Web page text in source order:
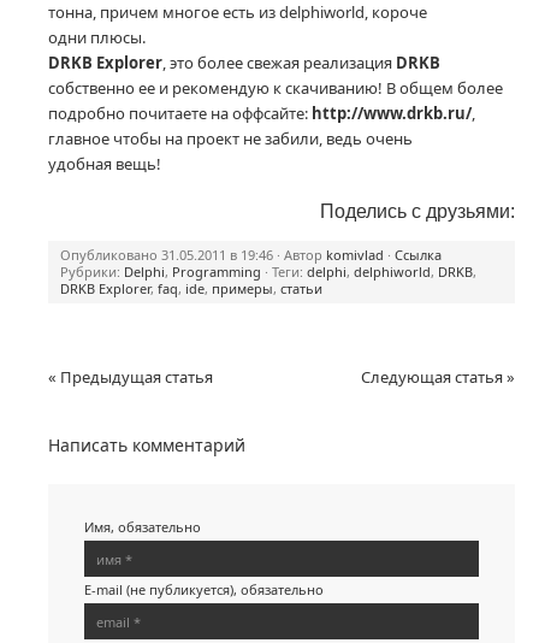
тонна, причем многое есть из delphiworld, короче
одни плюсы.
DRKB Explorer, это более свежая реализация DRKB
собственно ее и рекомендую к скачиванию! В общем более
подробно почитаете на оффсайте: http://www.drkb.ru/,
главное чтобы на проект не забили, ведь очень
удобная вещь!
Поделись с друзьями:
Опубликовано 31.05.2011 в 19:46 · Автор komivlad · Ссылка
Рубрики: Delphi, Programming · Теги: delphi, delphiworld, DRKB,
DRKB Explorer, faq, ide, примеры, статьи
« Предыдущая статья Следующая статья »
Написать комментарий
Имя, обязательно
E-mail (не публикуется), обязательно